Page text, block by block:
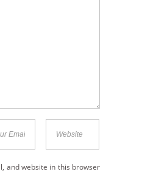
and website in this browser